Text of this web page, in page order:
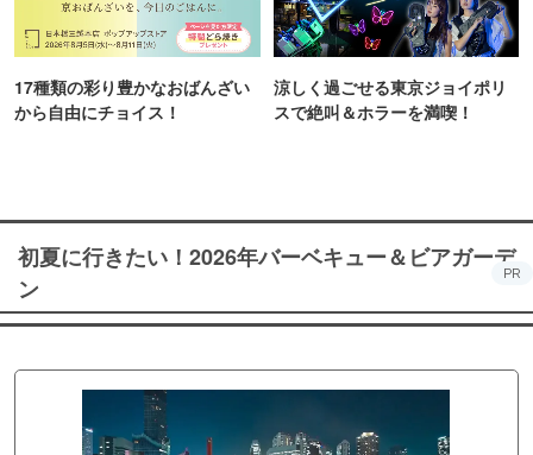
17種類の彩り豊かなおばんざい
から自由にチョイス！
涼しく過ごせる東京ジョイポリ
スで絶叫＆ホラーを満喫！
初夏に行きたい！2026年バーベキュー＆ビアガーデ
ン
PR